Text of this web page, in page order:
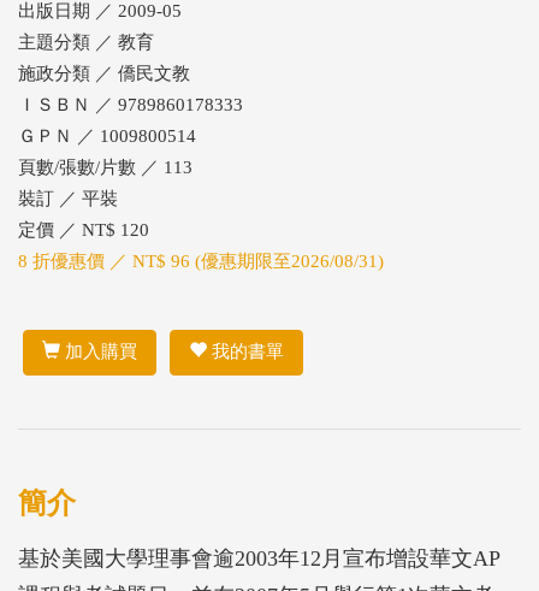
出版日期 ／ 2009-05
主題分類 ／ 教育
施政分類 ／ 僑民文教
ＩＳＢＮ ／ 9789860178333
ＧＰＮ ／ 1009800514
頁數/張數/片數 ／ 113
裝訂 ／ 平裝
定價 ／ NT$ 120
8 折優惠價 ／ NT$ 96 (優惠期限至2026/08/31)
加入購買 我的書單
簡介
基於美國大學理事會逾2003年12月宣布增設華文AP